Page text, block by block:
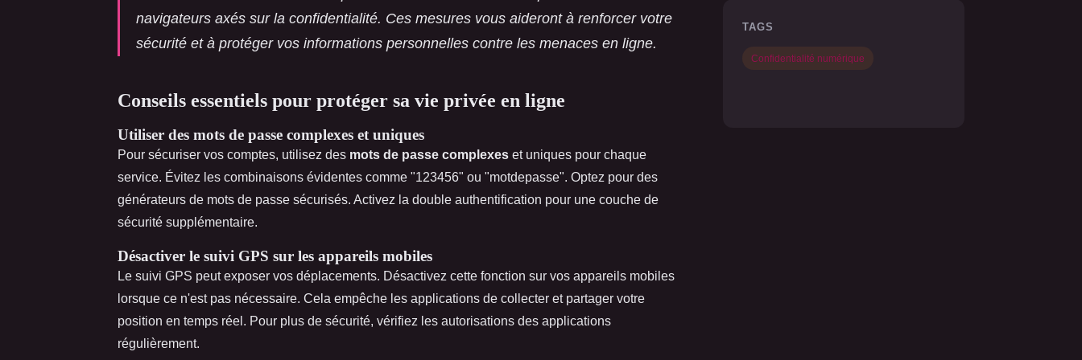
navigateurs axés sur la confidentialité. Ces mesures vous aideront à renforcer votre
sécurité et à protéger vos informations personnelles contre les menaces en ligne.
Conseils essentiels pour protéger sa vie privée en ligne
Utiliser des mots de passe complexes et uniques
Pour sécuriser vos comptes, utilisez des mots de passe complexes et uniques pour chaque
service. Évitez les combinaisons évidentes comme "123456" ou "motdepasse". Optez pour des
générateurs de mots de passe sécurisés. Activez la double authentification pour une couche de
sécurité supplémentaire.
Désactiver le suivi GPS sur les appareils mobiles
Le suivi GPS peut exposer vos déplacements. Désactivez cette fonction sur vos appareils mobiles
lorsque ce n'est pas nécessaire. Cela empêche les applications de collecter et partager votre
position en temps réel. Pour plus de sécurité, vérifiez les autorisations des applications
régulièrement.
TAGS
Confidentialité numérique